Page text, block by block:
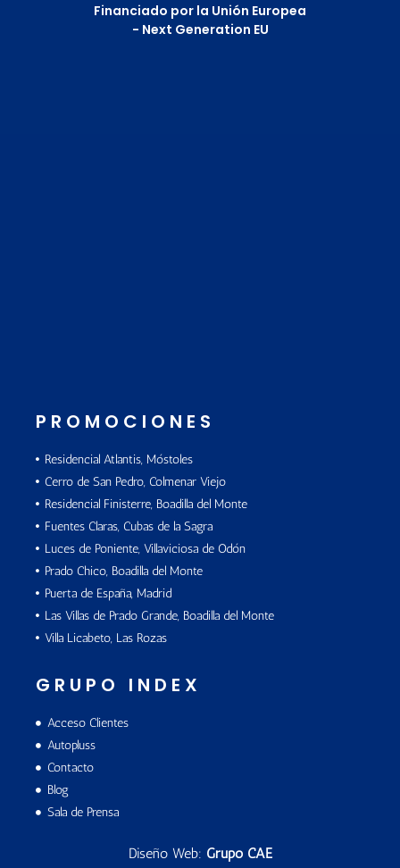
Financiado por la Unión Europea
- Next Generation EU
PROMOCIONES
Residencial Atlantis, Móstoles
Cerro de San Pedro, Colmenar Viejo
Residencial Finisterre, Boadilla del Monte
Fuentes Claras, Cubas de la Sagra
Luces de Poniente, Villaviciosa de Odón
Prado Chico, Boadilla del Monte
Puerta de España, Madrid
Las Villas de Prado Grande, Boadilla del Monte
Villa Licabeto, Las Rozas
GRUPO INDEX
Acceso Clientes
Autopluss
Contacto
Blog
Sala de Prensa
Diseño Web: Grupo CAE